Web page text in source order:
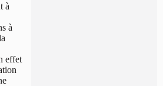
à
à
effet